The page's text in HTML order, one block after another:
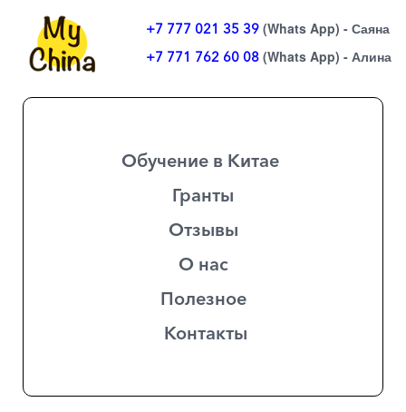
+7 777 021 35 39 (Whats App) - Саяна
+7 771 762 60 08 (Whats App) - Алина
Обучение в Китае
Гранты
Отзывы
О нас
Полезное
Контакты